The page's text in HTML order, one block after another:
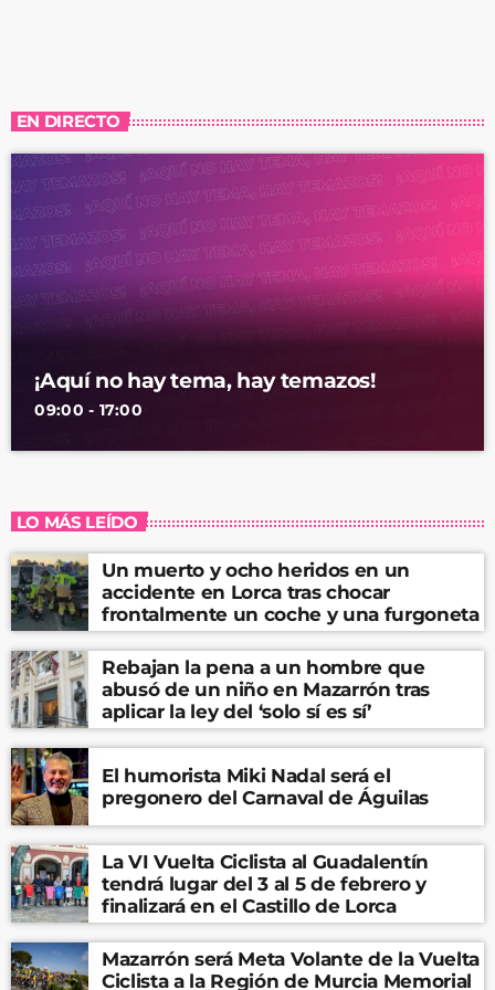
EN DIRECTO
¡Aquí no hay tema, hay temazos!
09:00 - 17:00
LO MÁS LEÍDO
Un muerto y ocho heridos en un
accidente en Lorca tras chocar
frontalmente un coche y una furgoneta
Rebajan la pena a un hombre que
abusó de un niño en Mazarrón tras
aplicar la ley del ‘solo sí es sí’
El humorista Miki Nadal será el
pregonero del Carnaval de Águilas
La VI Vuelta Ciclista al Guadalentín
tendrá lugar del 3 al 5 de febrero y
finalizará en el Castillo de Lorca
Mazarrón será Meta Volante de la Vuelta
Ciclista a la Región de Murcia Memorial